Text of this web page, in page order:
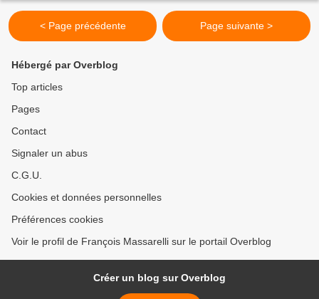
< Page précédente Page suivante >
Hébergé par Overblog
Top articles
Pages
Contact
Signaler un abus
C.G.U.
Cookies et données personnelles
Préférences cookies
Voir le profil de François Massarelli sur le portail Overblog
Créer un blog sur Overblog